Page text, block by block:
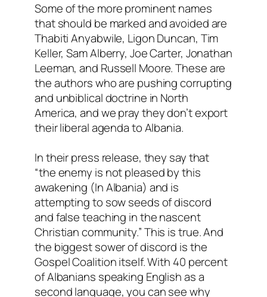
Some of the more prominent names
that should be marked and avoided are
Thabiti Anyabwile, Ligon Duncan, Tim
Keller, Sam Alberry, Joe Carter, Jonathan
Leeman, and Russell Moore. These are
the authors who are pushing corrupting
and unbiblical doctrine in North
America, and we pray they don’t export
their liberal agenda to Albania.
In their press release, they say that
“the enemy is not pleased by this
awakening (In Albania) and is
attempting to sow seeds of discord
and false teaching in the nascent
Christian community.” This is true. And
the biggest sower of discord is the
Gospel Coalition itself. With 40 percent
of Albanians speaking English as a
second language, you can see why